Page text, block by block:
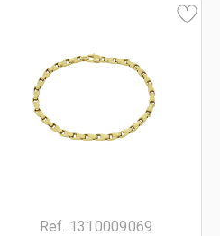
Ref. 1310009069